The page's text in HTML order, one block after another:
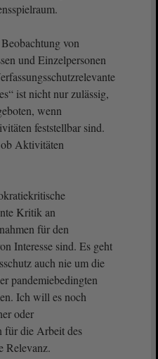
von
und Einzelpersonen
ist nicht nur zulässig,
wenn
feststellbar sind.
Aktivitäten
Kritik an
für den
Interesse sind. Es geht
auch nie um die
pandemiebedingten
Ich will es noch
oder
für die Arbeit des
Relevanz.